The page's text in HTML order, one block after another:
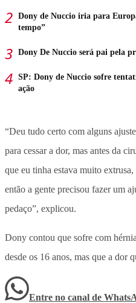
Dony de Nuccio iria para
tempo”
Dony De Nuccio será pai pela
SP: Dony de Nuccio sofre
ação
“Deu tudo certo com alguns
para cessar a dor, mas antes da
que eu tinha estava muito
então a gente precisou fazer um
pedaço”, explicou.
Dony contou que sofre com
desde os 16 anos, mas que a dor
Entre no canal de